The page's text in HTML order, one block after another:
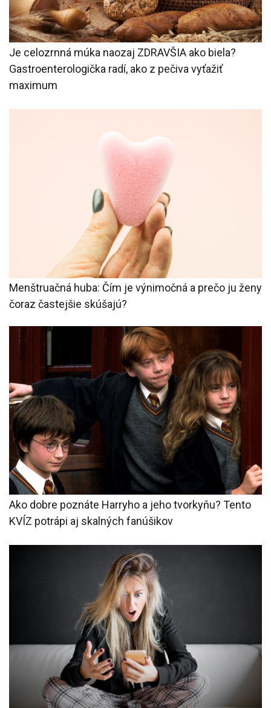
Je celozrnná múka naozaj ZDRAVŠIA ako biela?
Gastroenterologička radí, ako z pečiva vyťažiť
maximum
Menštruačná huba: Čím je výnimočná a prečo ju ženy
čoraz častejšie skúšajú?
Ako dobre poznáte Harryho a jeho tvorkyňu? Tento
KVÍZ potrápi aj skalných fanúšikov